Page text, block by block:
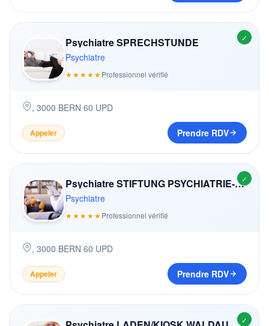
✓
Psychiatre SPRECHSTUNDE
Psychiatre
★★★★★Professionnel vérifié
, 3000 BERN 60 UPD
Appeler Prendre RDV
✓
Psychiatre STIFTUNG PSYCHIATRIE-MUSEUM BERN
Psychiatre
★★★★★Professionnel vérifié
, 3000 BERN 60 UPD
Appeler Prendre RDV
✓